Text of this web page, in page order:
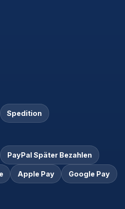
Spedition
PayPal Später Bezahlen
Apple Pay Google Pay